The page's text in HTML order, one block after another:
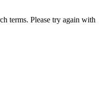
terms. Please try again with